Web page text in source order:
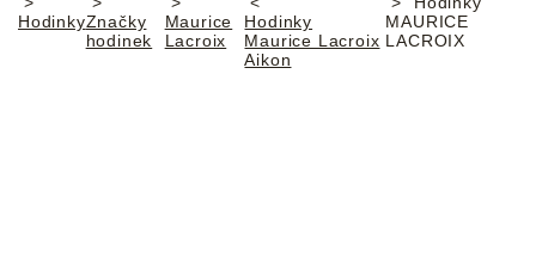
Domů
HodinkyZnačky
hodinek
Maurice
Lacroix
Hodinky
Maurice Lacroix
Aikon
MAURICE
LACROIX